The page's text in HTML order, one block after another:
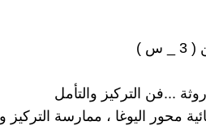
س )
...فن التركيز والتأمل
محور اليوغا ، ممارسة التركيز